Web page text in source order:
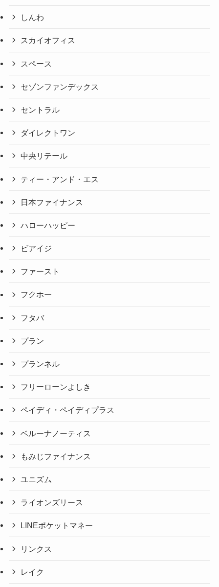
しんわ
スカイオフィス
スペース
セゾンファンデックス
セントラル
ダイレクトワン
中央リテール
ティー・アンド・エス
日本ファイナンス
ハローハッピー
ビアイジ
ファースト
フクホー
フタバ
プラン
プランネル
フリーローンよしき
ペイディ・ペイディプラス
ベルーナノーティス
もみじファイナンス
ユニズム
ライオンズリース
LINEポケットマネー
リンクス
レイク